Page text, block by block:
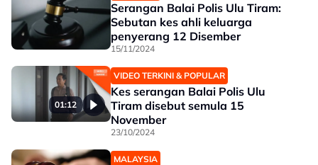
Serangan Balai Polis Ulu Tiram:
Sebutan kes ahli keluarga
penyerang 12 Disember
15/11/2024
01:12
VIDEO TERKINI & POPULAR
Kes serangan Balai Polis Ulu
Tiram disebut semula 15
November
23/10/2024
MALAYSIA